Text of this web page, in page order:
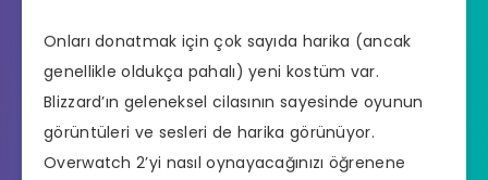
Onları donatmak için çok sayıda harika (ancak
genellikle oldukça pahalı) yeni kostüm var.
Blizzard’ın geleneksel cilasının sayesinde oyunun
görüntüleri ve sesleri de harika görünüyor.
Overwatch 2’yi nasıl oynayacağınızı öğrenene